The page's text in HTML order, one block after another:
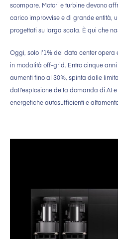
scompare. Motori e turbine devono
carico improvvise e di grande entità,
progettati su larga scala. È qui che
Oggi, solo l’1% dei data center
in modalità off-grid. Entro cinque
aumenti fino al 30%, spinta dalle
dall’esplosione della domanda di AI
energetiche autosufficienti e